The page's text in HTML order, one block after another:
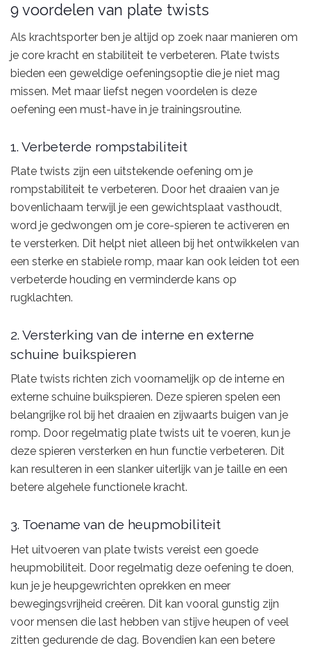
9 voordelen van plate twists
Als krachtsporter ben je altijd op zoek naar manieren om
je core kracht en stabiliteit te verbeteren. Plate twists
bieden een geweldige oefeningsoptie die je niet mag
missen. Met maar liefst negen voordelen is deze
oefening een must-have in je trainingsroutine.
1. Verbeterde rompstabiliteit
Plate twists zijn een uitstekende oefening om je
rompstabiliteit te verbeteren. Door het draaien van je
bovenlichaam terwijl je een gewichtsplaat vasthoudt,
word je gedwongen om je core-spieren te activeren en
te versterken. Dit helpt niet alleen bij het ontwikkelen van
een sterke en stabiele romp, maar kan ook leiden tot een
verbeterde houding en verminderde kans op
rugklachten.
2. Versterking van de interne en externe
schuine buikspieren
Plate twists richten zich voornamelijk op de interne en
externe schuine buikspieren. Deze spieren spelen een
belangrijke rol bij het draaien en zijwaarts buigen van je
romp. Door regelmatig plate twists uit te voeren, kun je
deze spieren versterken en hun functie verbeteren. Dit
kan resulteren in een slanker uiterlijk van je taille en een
betere algehele functionele kracht.
3. Toename van de heupmobiliteit
Het uitvoeren van plate twists vereist een goede
heupmobiliteit. Door regelmatig deze oefening te doen,
kun je je heupgewrichten oprekken en meer
bewegingsvrijheid creëren. Dit kan vooral gunstig zijn
voor mensen die last hebben van stijve heupen of veel
zitten gedurende de dag. Bovendien kan een betere